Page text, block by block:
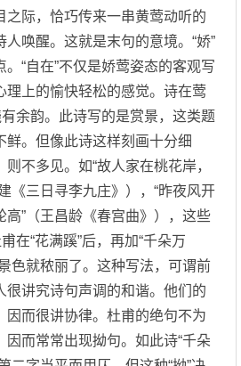
之际，恰巧传来一串黄莺动听的
唤醒。这就是末句的意境。“娇”
“自在”不仅是娇莺姿态的客观写
理上的愉快轻松的感觉。诗在莺
有余韵。此诗写的是赏景，这类题
鲜。但像此诗这样刻画十分细
不多见。如“故人家在桃花岸，
《三日寻李九庄》），“昨夜风开
高”（王昌龄《春宫曲》），这些
在“花满蹊”后，再加“千朵万
色就秾丽了。这种写法，可谓前
很讲究诗句声调的和谐。他们的
因而很讲协律。杜甫的绝句不为
而常常出现拗句。如此诗“千朵